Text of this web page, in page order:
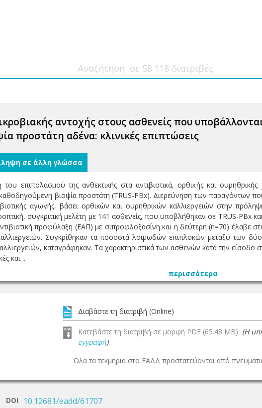
αντοχής στους ασθενείς που
προστάτη αδένα: κλινικές επιπτώσεις
σε άλλη γλώσσα
επιπολασμού της ανθεκτικής στα αντιβιοτικά, ορθικής και
βιοψία προστάτη (TRUS-PBx). Διερεύνηση των παραγόντων
αγωγής, βάσει ορθικών και ουρηθρικών καλλιεργειών στην
συγκριτική μελέτη με 141 ασθενείς, που υποβλήθηκαν σε TRUS-PBx
προφύλαξη (ΕΑΠ) με σιπροφλοξασίνη και η δεύτερη (n=70)
Συγκρίθηκαν τα ποσοστά λοιμωδών επιπλοκών μεταξύ των
καταγράφηκαν. Τα χαρακτηριστικά των ασθενών κατά την
και ...
περισσότερα
Διαβάστε τη διατριβή (Online)
Κατεβάστε τη διατριβή σε μορφή PDF (65.48 MB) (Η
εγγραφή)
Όλα τα τεκμήρια στο ΕΑΔΔ προστατεύονται από
DOI 10.12681/eadd/61707